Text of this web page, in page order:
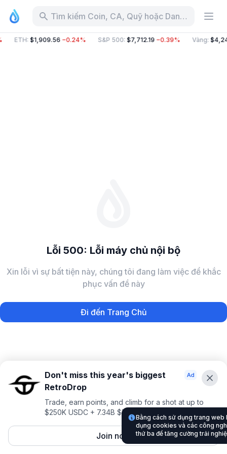
Tìm kiếm Coin, CA, Quỹ hoặc Danh mục
ETH: $1,909.56 −0.24% S&P 500: $7,712.19 −0.39% Vàng:
Lỗi 500: Lỗi máy chủ nội bộ
Xin lỗi vì sự bất tiện này, chúng tôi đang làm việc để khắc
phục vấn đề này
Đi đến Trang Chủ
Don't miss this year's biggest
RetroDrop
Trade, earn points, and climb for a shot at up to
$250K USDC + 7.34B $TRUE
Join now
Bằng cách sử dụng trang
dụng cookies và các công
thứ ba để tăng cường trải